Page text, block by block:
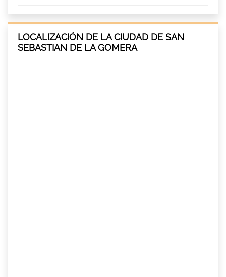
LOCALIZACIÓN DE LA CIUDAD DE SAN
SEBASTIAN DE LA GOMERA